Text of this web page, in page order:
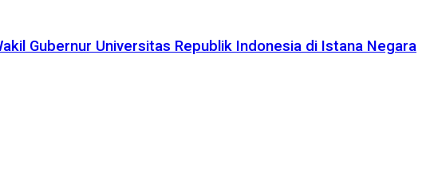
Gubernur Universitas Republik Indonesia di Istana Negara